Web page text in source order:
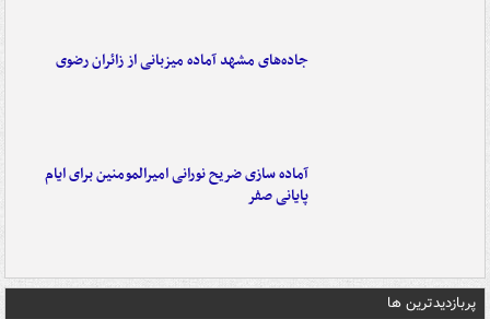
جاده‌های مشهد آماده میزبانی از زائران رضوی
آماده سازی ضریح نورانی امیرالمومنین برای ایام
پایانی صفر
پربازدیدترین ها